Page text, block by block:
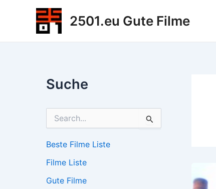
2501.eu Gute Filme
Suche
h
n
a
Beste Filme Liste
Filme Liste
Gute Filme